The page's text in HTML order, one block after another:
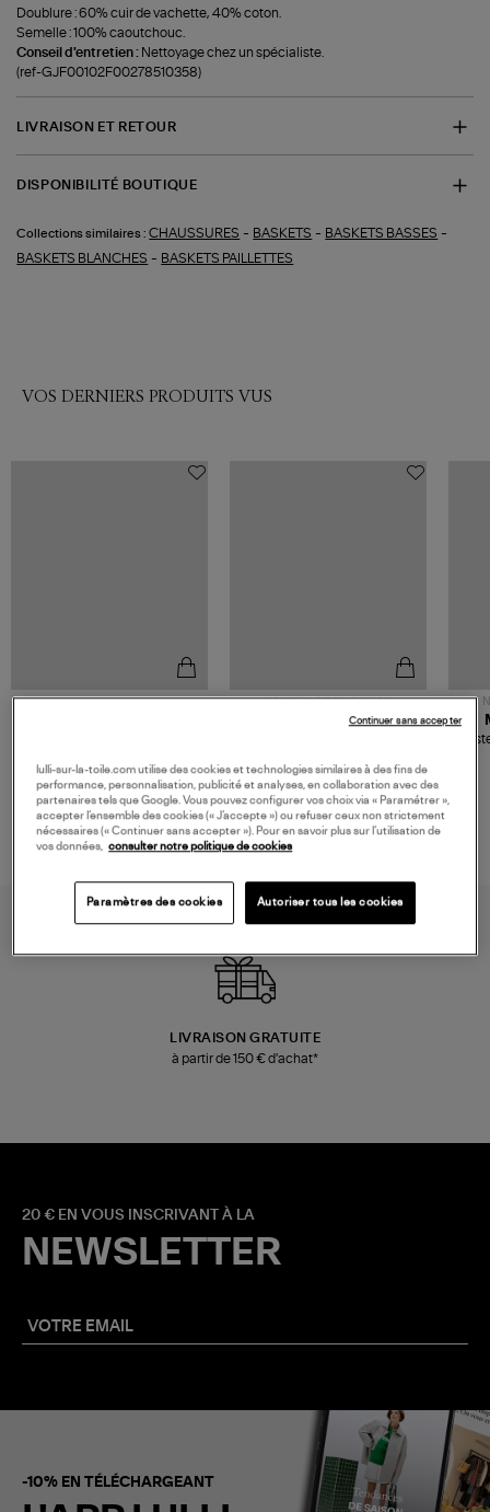
Doublure : 60% cuir de vachette, 40% coton.
Semelle : 100% caoutchouc.
Conseil d'entretien : Nettoyage chez un spécialiste.
(ref-GJF00102F00278510358)
LIVRAISON ET RETOUR
DISPONIBILITÉ BOUTIQUE
Collections similaires : CHAUSSURES - BASKETS - BASKETS BASSES -
BASKETS BLANCHES - BASKETS PAILLETTES
VOS DERNIERS PRODUITS VUS
NOUVELLE COLLECTION
TORAL
LIVRAISON GRATUITE
à partir de 150 € d'achat*
20 € EN VOUS INSCRIVANT À LA
NEWSLETTER
-10% EN TÉLÉCHARGEANT
lulli-sur-la-toile.com utilise des cookies et technologies similaires à des fins de
performance, personnalisation, publicité et analyses, en collaboration avec des
partenaires tels que Google. Vous pouvez configurer vos choix via « Paramétrer »,
accepter l’ensemble des cookies (« J’accepte ») ou refuser ceux non strictement
nécessaires (« Continuer sans accepter »). Pour en savoir plus sur l’utilisation de
vos données, consulter notre politique de cookies
Paramètres des cookies Autoriser tous les cookies
Continuer sans accepter